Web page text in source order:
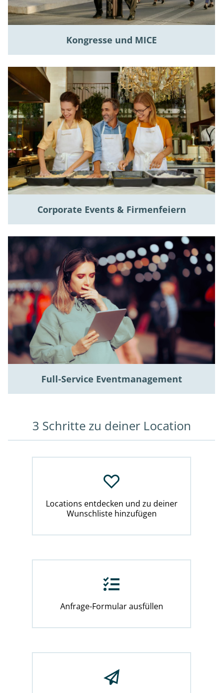
Kongresse und MICE
Corporate Events & Firmenfeiern
Full-Service Eventmanagement
3 Schritte zu deiner Location
Locations entdecken und zu deiner
Wunschliste hinzufügen
Anfrage-Formular ausfüllen